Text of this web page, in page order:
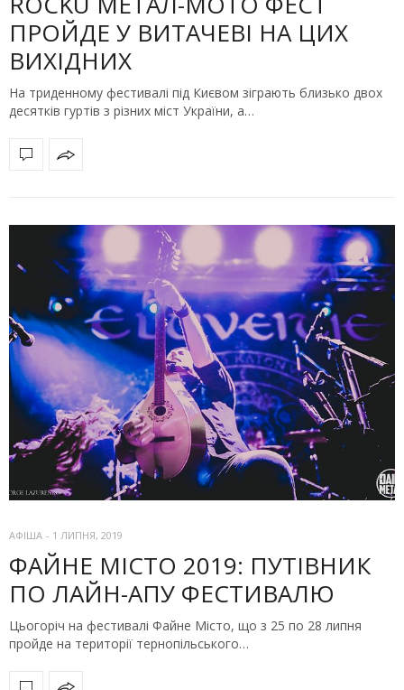
ПРОЙДЕ У ВИТАЧЕВІ НА ЦИХ
ВИХІДНИХ
На триденному фестивалі під Києвом зіграють близько двох
десятків гуртів з різних міст України, а…
АФІША - 1 ЛИПНЯ, 2019
ФАЙНЕ МІСТО 2019: ПУТІВНИК
ПО ЛАЙН-АПУ ФЕСТИВАЛЮ
Цьогоріч на фестивалі Файне Місто, що з 25 по 28 липня
пройде на території тернопільського…